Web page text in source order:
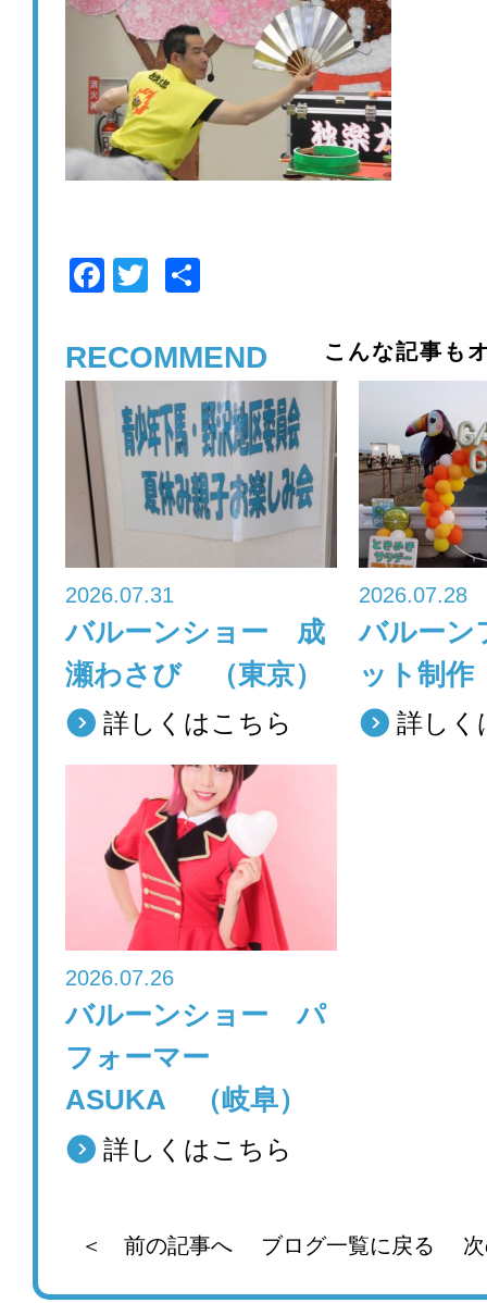
F
c
e
b
o
k
tt
er
RECOMMEND こんな記事も
2026.07.31
バルーンショー 成
瀬わさび （東京）
詳しくはこちら
2026.07.28
バルーン
ット制
詳しく
2026.07.26
バルーンショー パ
フォーマー
ASUKA （岐阜）
詳しくはこちら
＜ 前の記事へ ブログ一覧に戻る